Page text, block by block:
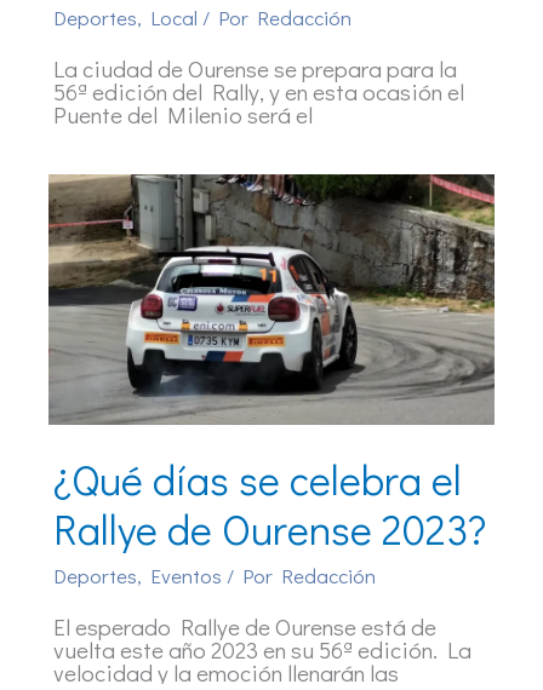
Deportes, Local / Por Redacción
La ciudad de Ourense se prepara para la
56ª edición del Rally, y en esta ocasión el
Puente del Milenio será el
¿Qué días se celebra el
Rallye de Ourense 2023?
Deportes, Eventos / Por Redacción
El esperado Rallye de Ourense está de
vuelta este año 2023 en su 56ª edición. La
velocidad y la emoción llenarán las